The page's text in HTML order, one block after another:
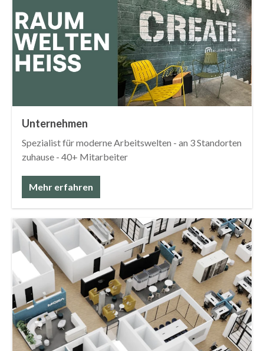
Unternehmen
Spezialist für moderne Arbeitswelten - an 3 Standorten
zuhause - 40+ Mitarbeiter
Mehr erfahren